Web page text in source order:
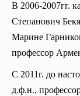
В 2006-2007гг.
Степанович
Марине
профессор
С 2011г. до
д.ф.н.,